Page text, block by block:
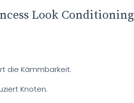
Look Conditioning
die Kämmbarkeit.
Knoten.